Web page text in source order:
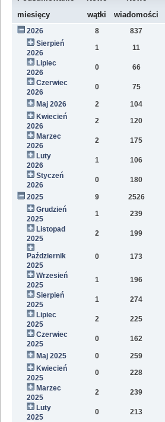
miesięcy
wątki
wiadomości
2026 8 837
Sierpień
2026
1 11
Lipiec
2026
0 66
Czerwiec
2026
0 75
Maj 2026 2 104
Kwiecień
2026
2 120
Marzec
2026
2 175
Luty
2026
1 106
Styczeń
2026
0 180
2025 9 2526
Grudzień
2025
1 239
Listopad
2025
2 199
Październik
2025
0 173
Wrzesień
2025
1 196
Sierpień
2025
1 274
Lipiec
2025
2 225
Czerwiec
2025
0 162
Maj 2025 0 259
Kwiecień
2025
0 228
Marzec
2025
2 239
Luty
2025
0 213